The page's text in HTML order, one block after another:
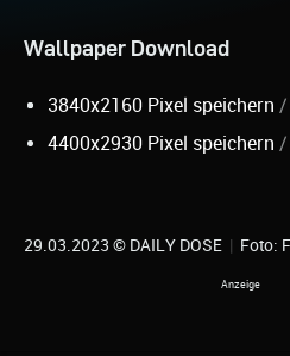
Wallpaper Download
3840x2160 Pixel speichern /
4400x2930 Pixel speichern /
29.03.2023 © DAILY DOSE | Foto: